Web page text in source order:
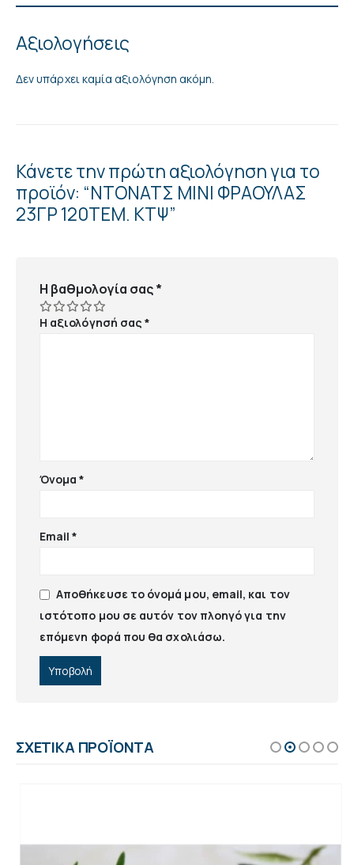
Αξιολογήσεις
Δεν υπάρχει καμία αξιολόγηση ακόμη.
Κάνετε την πρώτη αξιολόγηση για το
προϊόν: “ΝΤΟΝΑΤΣ ΜΙΝΙ ΦΡΑΟΥΛΑΣ
23ΓΡ 120ΤΕΜ. ΚΤΨ”
Η βαθμολογία σας*
Η αξιολόγησή σας*
Όνομα*
Email*
Αποθήκευσε το όνομά μου, email, και τον
ιστότοπο μου σε αυτόν τον πλοηγό για την
επόμενη φορά που θα σχολιάσω.
ΣΧΕΤΙΚΆ ΠΡΟΪΌΝΤΑ